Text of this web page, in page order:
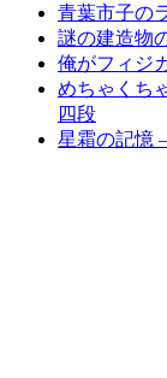
青葉市子の
謎の建造物
俺がフィジ
めちゃくち
四段
星霜の記憶